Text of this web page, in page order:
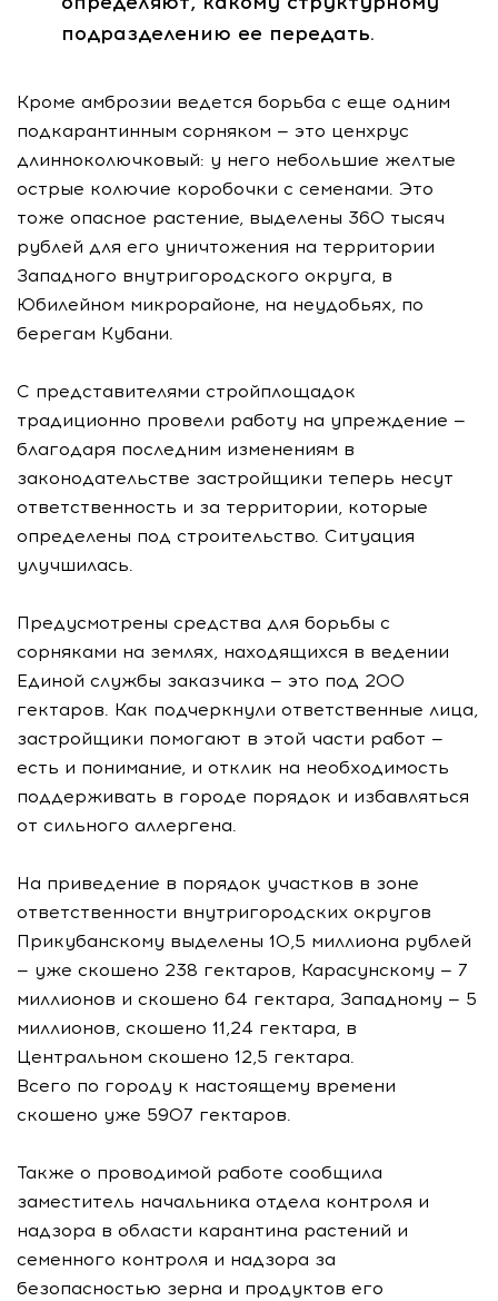
подразделению ее передать.
Кроме амброзии ведется борьба с еще одним
подкарантинным сорняком — это ценхрус
длинноколючковый: у него небольшие желтые
острые колючие коробочки с семенами. Это
тоже опасное растение, выделены 360 тысяч
рублей для его уничтожения на территории
Западного внутригородского округа, в
Юбилейном микрорайоне, на неудобьях, по
берегам Кубани.
С представителями стройплощадок
традиционно провели работу на упреждение —
благодаря последним изменениям в
законодательстве застройщики теперь несут
ответственность и за территории, которые
определены под строительство. Ситуация
улучшилась.
Предусмотрены средства для борьбы с
сорняками на землях, находящихся в ведении
Единой службы заказчика — это под 200
гектаров. Как подчеркнули ответственные лица,
застройщики помогают в этой части работ —
есть и понимание, и отклик на необходимость
поддерживать в городе порядок и избавляться
от сильного аллергена.
На приведение в порядок участков в зоне
ответственности внутригородских округов
Прикубанскому выделены 10,5 миллиона рублей
— уже скошено 238 гектаров, Карасунскому — 7
миллионов и скошено 64 гектара, Западному — 5
миллионов, скошено 11,24 гектара, в
Центральном скошено 12,5 гектара.
Всего по городу к настоящему времени
скошено уже 5907 гектаров.
Также о проводимой работе сообщила
заместитель начальника отдела контроля и
надзора в области карантина растений и
семенного контроля и надзора за
безопасностью зерна и продуктов его